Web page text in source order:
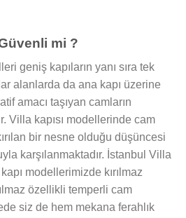
mi ?
geniş kapıların yanı sıra tek
alanlarda da ana kapı üzerine
amacı taşıyan camların
Villa kapısı modellerinde cam
bir nesne olduğu düşüncesi
karşılanmaktadır. İstanbul Villa
modellerimizde kırılmaz
özellikli temperli cam
siz de hem mekana ferahlık